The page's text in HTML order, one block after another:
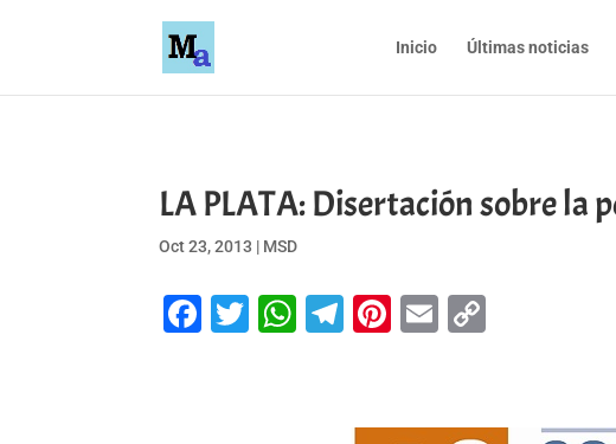
Inicio Últimas noticias
LA PLATA: Disertación sobre la
Oct 23, 2013 | MSD
Facebook
Twitter
WhatsApp
Telegram
Pinterest
Email